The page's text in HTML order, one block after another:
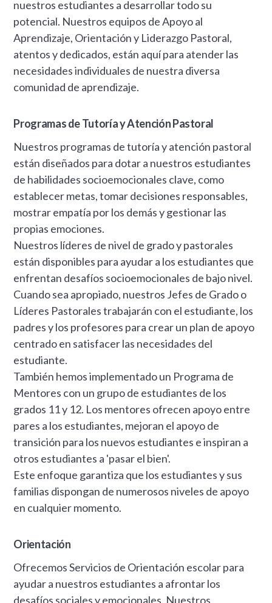
nuestros estudiantes a desarrollar todo su
potencial. Nuestros equipos de Apoyo al
Aprendizaje, Orientación y Liderazgo Pastoral,
atentos y dedicados, están aquí para atender las
necesidades individuales de nuestra diversa
comunidad de aprendizaje.
Programas de Tutoría y Atención Pastoral
Nuestros programas de tutoría y atención pastoral
están diseñados para dotar a nuestros estudiantes
de habilidades socioemocionales clave, como
establecer metas, tomar decisiones responsables,
mostrar empatía por los demás y gestionar las
propias emociones.
Nuestros líderes de nivel de grado y pastorales
están disponibles para ayudar a los estudiantes que
enfrentan desafíos socioemocionales de bajo nivel.
Cuando sea apropiado, nuestros Jefes de Grado o
Líderes Pastorales trabajarán con el estudiante, los
padres y los profesores para crear un plan de apoyo
centrado en satisfacer las necesidades del
estudiante.
También hemos implementado un Programa de
Mentores con un grupo de estudiantes de los
grados 11 y 12. Los mentores ofrecen apoyo entre
pares a los estudiantes, mejoran el apoyo de
transición para los nuevos estudiantes e inspiran a
otros estudiantes a 'pasar el bien'.
Este enfoque garantiza que los estudiantes y sus
familias dispongan de numerosos niveles de apoyo
en cualquier momento.
Orientación
Ofrecemos Servicios de Orientación escolar para
ayudar a nuestros estudiantes a afrontar los
desafíos sociales y emocionales. Nuestros